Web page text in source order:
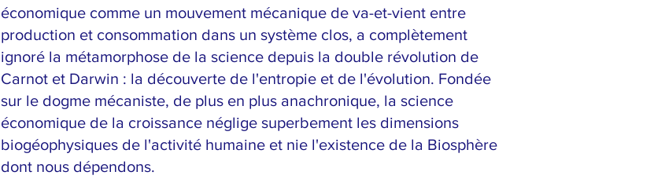
économique comme un mouvement mécanique de va-et-vient entre
production et consommation dans un système clos, a complètement
ignoré la métamorphose de la science depuis la double révolution de
Carnot et Darwin : la découverte de l'entropie et de l'évolution. Fondée
sur le dogme mécaniste, de plus en plus anachronique, la science
économique de la croissance néglige superbement les dimensions
biogéophysiques de l'activité humaine et nie l'existence de la Biosphère
dont nous dépendons.